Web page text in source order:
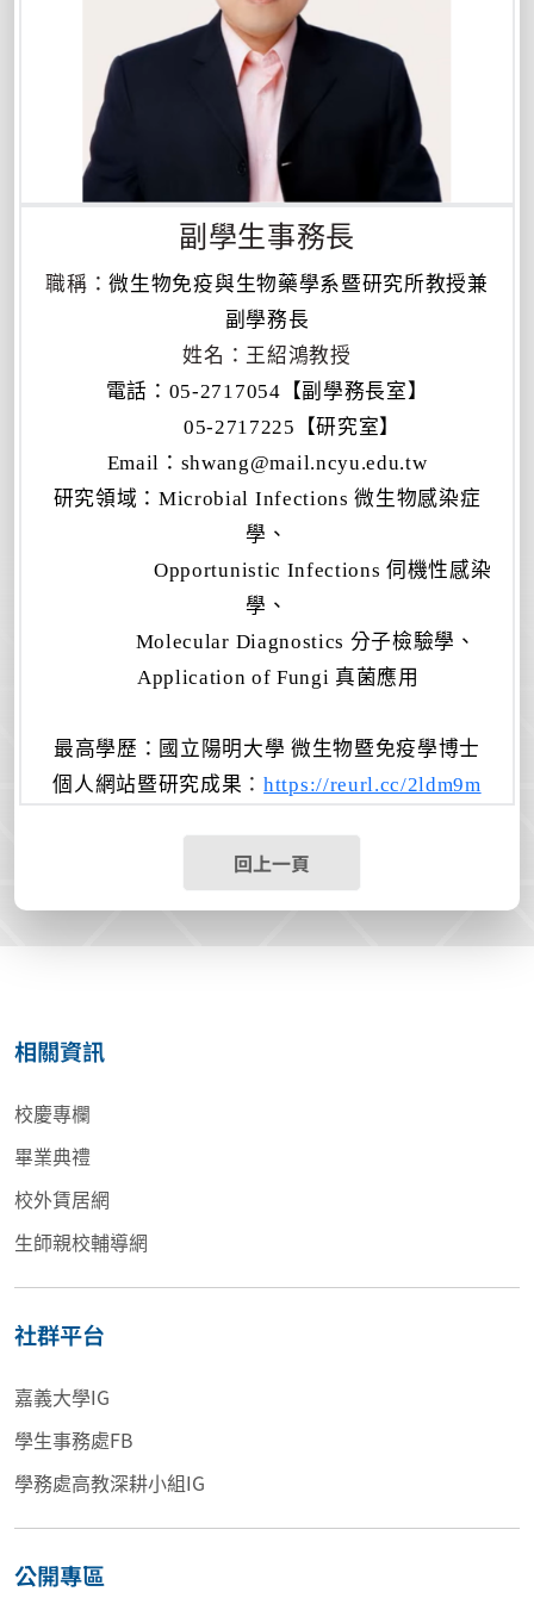
副學生事務長
職稱 ：微生物免疫與生物藥學系暨研究所教授兼
副學務長
姓名 ：王紹鴻教授
電話 ： 05-2717054 【副學務長室】
05-2717225【研究室】
Email ：shwang@mail.ncyu.edu.tw
研究領域 ：Microbial Infections 微生物感染症
學、
Opportunistic Infections 伺機性感染
學、
Molecular Diagnostics 分子檢驗學、
Application of Fungi 真菌應用
最高學歷 ：國立陽明大學 微生物暨免疫學博士
個人網站暨研究成果 ：https://reurl.cc/2ldm9m
回上一頁
相關資訊
校慶專欄
畢業典禮
校外賃居網
生師親校輔導網
社群平台
嘉義大學IG
學生事務處FB
學務處高教深耕小組IG
公開專區